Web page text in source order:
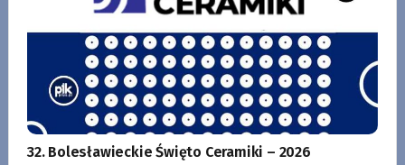
32. Bolesławieckie Święto Ceramiki – 2026